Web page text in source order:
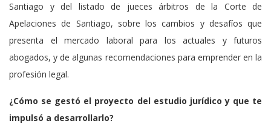
Santiago y del listado de jueces árbitros de la Corte de
Apelaciones de Santiago, sobre los cambios y desafíos que
presenta el mercado laboral para los actuales y futuros
abogados, y de algunas recomendaciones para emprender en la
profesión legal.
¿Cómo se gestó el proyecto del estudio jurídico y que te
impulsó a desarrollarlo?